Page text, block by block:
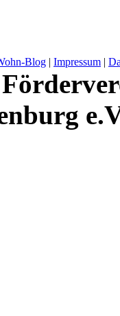
Blog | Impressum |